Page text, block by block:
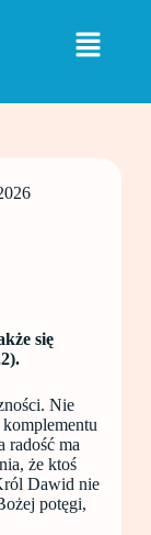
się
Nie
radość ma
że ktoś
Dawid nie
potęgi,